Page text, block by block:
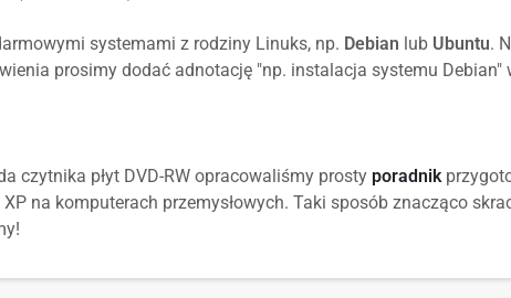
systemami z rodziny Linuks, np. Debian lub Ubuntu.
prosimy dodać adnotację "np. instalacja systemu Debian"
czytnika płyt DVD-RW opracowaliśmy prosty poradnik
na komputerach przemysłowych. Taki sposób znacząco